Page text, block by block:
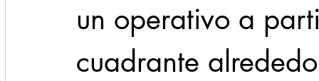
un operativo a
cuadrante